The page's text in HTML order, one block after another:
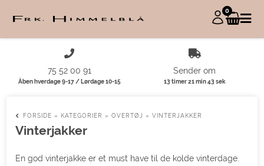
0
75 52 00 91
Åben hverdage 9-17 / Lørdage 10-15
Sender om
13 timer 21 min 43 sek
FORSIDE » KATEGORIER »OVERTØJ »VINTERJAKKER
Vinterjakker
En god vinterjakke er et must have til de kolde vinterdage.